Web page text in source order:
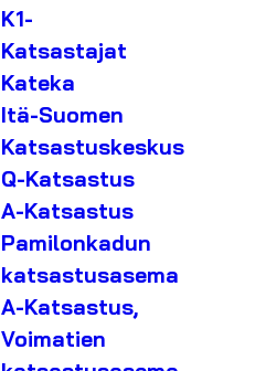
K1-
Katsastajat
Kateka
Itä-Suomen
Katsastuskeskus
Q-Katsastus
A-Katsastus
Pamilonkadun
katsastusasema
A-Katsastus,
Voimatien